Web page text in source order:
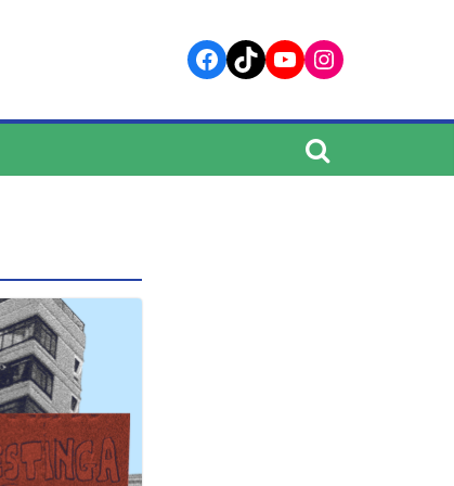
Facebook
TikTokYouTube
Instagram